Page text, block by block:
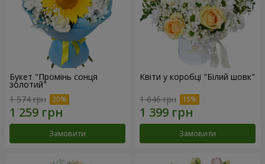
Букет "Промінь сонця
золотий"
1 574 грн
Замовити
Квіти у коробці "Білий шовк"
1 646 грн
Замовити